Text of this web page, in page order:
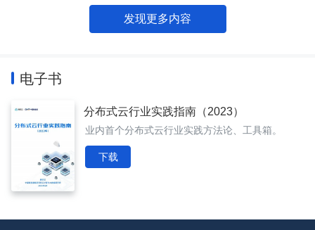
发现更多内容
电子书
分布式云行业实践指南（2023）
业内首个分布式云行业实践方法论、工具箱。
下载